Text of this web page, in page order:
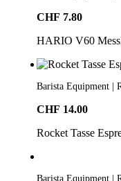
CHF 7.80
HARIO V60
Barista Equipment |
CHF 14.00
Rocket Tasse
Barista Equipment |